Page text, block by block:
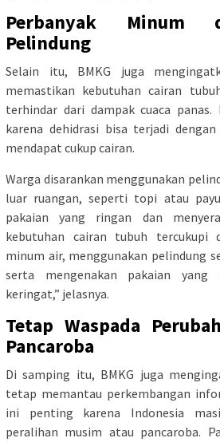
Perbanyak Minum
Pelindung
Selain itu, BMKG juga
memastikan kebutuhan cairan
terhindar dari dampak cuaca
karena dehidrasi bisa terjadi
mendapat cukup cairan.
Warga disarankan menggunakan
luar ruangan, seperti topi atau
pakaian yang ringan dan
kebutuhan cairan tubuh tercukupi
minum air, menggunakan pelindung
serta mengenakan pakaian yang
keringat,” jelasnya.
Tetap Waspada
Pancaroba
Di samping itu, BMKG juga
tetap memantau perkembangan
ini penting karena Indonesia
peralihan musim atau pancaroba.